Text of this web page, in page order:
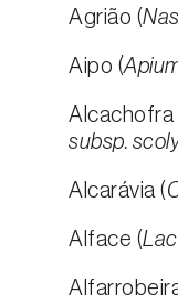
Agrião (
Aipo (
Alcachofra
subsp.
Alcarávia (
Alface (